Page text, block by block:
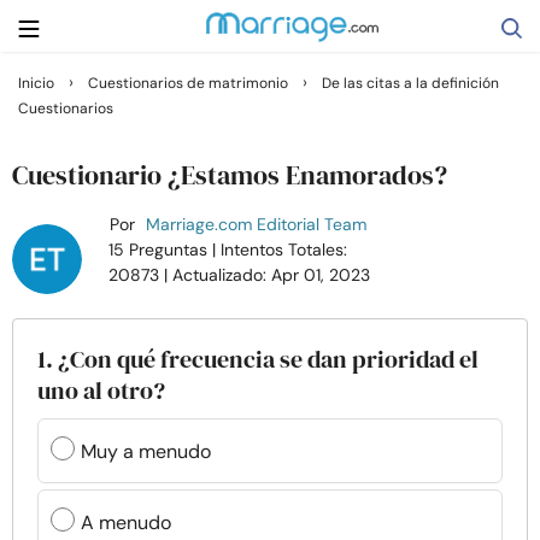
Buscar
Relaciones
Familia
Ayuda
Cursos
Inicio › Cuestionarios de matrimonio ›
De las citas a la definición
Cuestionarios
Cuestionario ¿Estamos Enamorados?
Por Marriage.com Editorial Team
15 Preguntas | Intentos Totales:
20873 | Actualizado: Apr 01, 2023
1. ¿Con qué frecuencia se dan prioridad el
uno al otro?
Muy a menudo
A menudo